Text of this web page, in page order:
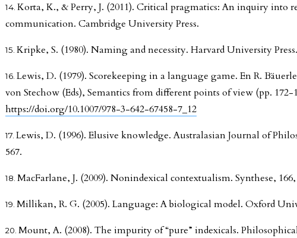
Korta, K., & Perry, J. (2011). Critical pragmatics: An inquiry into
communication. Cambridge University Press.
Kripke, S. (1980). Naming and necessity. Harvard University Press.
Lewis, D. (1979). Scorekeeping in a language game. En R.
von Stechow (Eds), Semantics from different points of view (pp. 172-
https://doi.org/10.1007/978-3-642-67458-7_12
Lewis, D. (1996). Elusive knowledge. Australasian Journal of
567.
MacFarlane, J. (2009). Nonindexical contextualism. Synthese, 166,
Millikan, R. G. (2005). Language: A biological model. Oxford
Mount, A. (2008). The impurity of “pure” indexicals.